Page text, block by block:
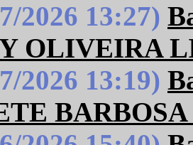
2026 13:27)
OLIVEIRA
2026 13:19)
BARBOSA